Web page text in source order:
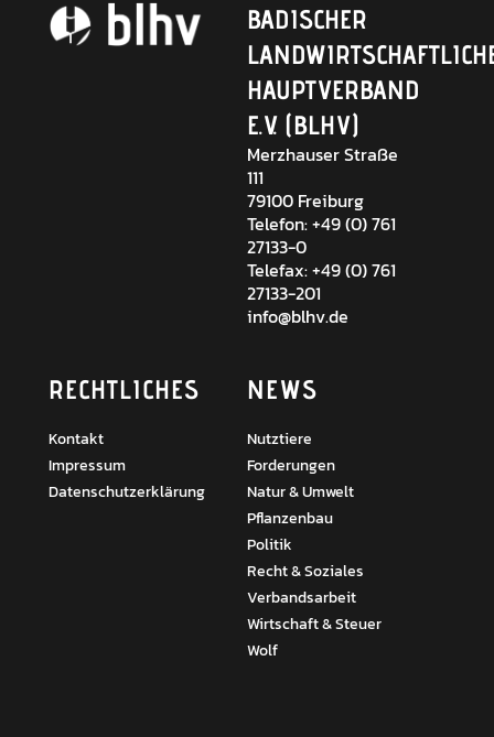
BADISCHER
HAUPTVERBAND
E.V. (BLHV)
Merzhauser Straße
111
79100 Freiburg
Telefon: +49 (0) 761
27133-0
Telefax: +49 (0) 761
27133-201
info@blhv.de
RECHTLICHES
Kontakt
Impressum
Datenschutzerklärung
NEWS
Nutztiere
Forderungen
Natur & Umwelt
Pflanzenbau
Politik
Recht & Soziales
Verbandsarbeit
Wirtschaft & Steuer
Wolf